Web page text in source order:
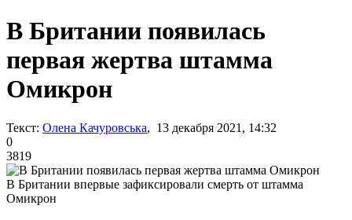
В Британии появилась
первая жертва штамма
Омикрон
Текст: Олена Качуровська, 13 декабря 2021, 14:32
0
3819
В Британии впервые зафиксировали смерть от штамма
Омикрон